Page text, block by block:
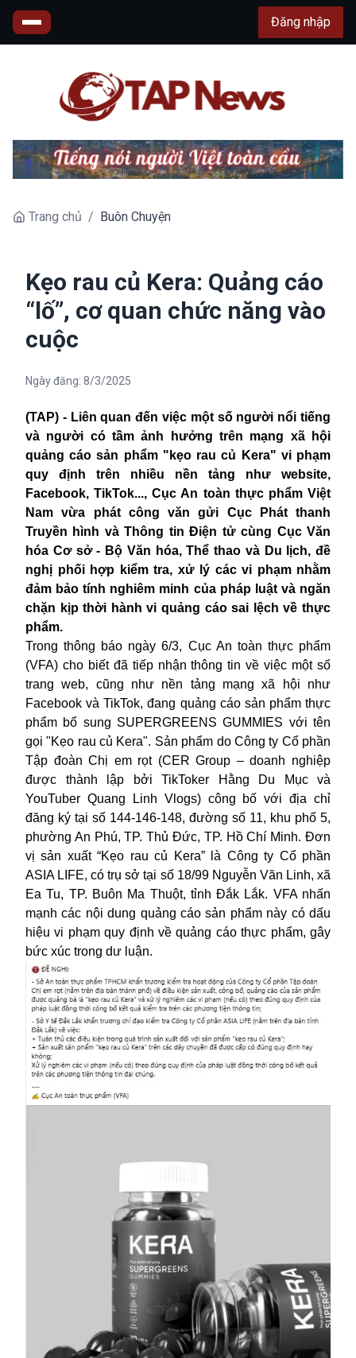
Đăng nhập
Trang chủ / Buôn Chuyện
Kẹo rau củ Kera: Quảng cáo
“lố”, cơ quan chức năng vào
cuộc
Ngày đăng: 8/3/2025
(TAP) - Liên quan đến việc một số người nổi tiếng
và người có tầm ảnh hưởng trên mạng xã hội
quảng cáo sản phẩm "kẹo rau củ Kera" vi phạm
quy định trên nhiều nền tảng như website,
Facebook, TikTok..., Cục An toàn thực phẩm Việt
Nam vừa phát công văn gửi Cục Phát thanh
Truyền hình và Thông tin Điện tử cùng Cục Văn
hóa Cơ sở - Bộ Văn hóa, Thể thao và Du lịch, đề
nghị phối hợp kiểm tra, xử lý các vi phạm nhằm
đảm bảo tính nghiêm minh của pháp luật và ngăn
chặn kịp thời hành vi quảng cáo sai lệch về thực
phẩm.
Trong thông báo ngày 6/3, Cục An toàn thực phẩm
(VFA) cho biết đã tiếp nhận thông tin về việc một số
trang web, cũng như nền tảng mạng xã hội như
Facebook và TikTok, đang quảng cáo sản phẩm thực
phẩm bổ sung SUPERGREENS GUMMIES với tên
gọi "Kẹo rau củ Kera". Sản phẩm do Công ty Cổ phần
Tập đoàn Chị em rọt (CER Group – doanh nghiệp
được thành lập bởi TikToker Hằng Du Mục và
YouTuber Quang Linh Vlogs)công bố với địa chỉ
đăng ký tại số 144-146-148, đường số 11, khu phố 5,
phường An Phú, TP. Thủ Đức, TP. Hồ Chí Minh. Đơn
vị sản xuất“Kẹo rau củ Kera”
là Công ty Cổ phần
ASIA LIFE, có trụ sở tại số 18/99 Nguyễn Văn Linh, xã
Ea Tu, TP. Buôn Ma Thuột, tỉnh Đắk Lắk. VFA nhấn
mạnh các nội dung quảng cáo sản phẩm này có dấu
hiệu vi phạm quy định về quảng cáo thực phẩm, gây
bức xúc trong dư luận.